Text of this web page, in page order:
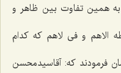
همین تفاوت بین ظاهر و
الاهم و فی لاهم كه كدام
فرمودند كه: آقاسیدمحسن